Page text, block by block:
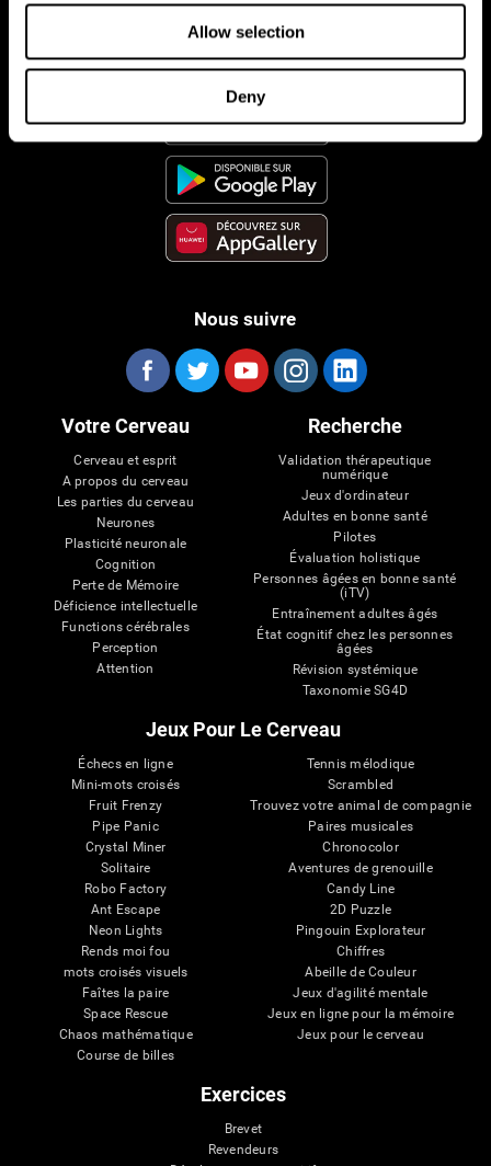
Allow selection
Deny
App CogniFit
Nous suivre
Votre Cerveau
Cerveau et esprit
A propos du cerveau
Les parties du cerveau
Neurones
Plasticité neuronale
Cognition
Perte de Mémoire
Déficience intellectuelle
Functions cérébrales
Perception
Attention
Recherche
Validation thérapeutique
numérique
Jeux d'ordinateur
Adultes en bonne santé
Pilotes
Évaluation holistique
Personnes âgées en bonne santé
(iTV)
Entraînement adultes âgés
État cognitif chez les personnes
âgées
Révision systémique
Taxonomie SG4D
Jeux Pour Le Cerveau
Échecs en ligne
Mini-mots croisés
Fruit Frenzy
Pipe Panic
Crystal Miner
Solitaire
Robo Factory
Ant Escape
Neon Lights
Rends moi fou
mots croisés visuels
Faîtes la paire
Space Rescue
Chaos mathématique
Course de billes
Tennis mélodique
Scrambled
Trouvez votre animal de compagnie
Paires musicales
Chronocolor
Aventures de grenouille
Candy Line
2D Puzzle
Pingouin Explorateur
Chiffres
Abeille de Couleur
Jeux d'agilité mentale
Jeux en ligne pour la mémoire
Jeux pour le cerveau
Exercices
Brevet
Revendeurs